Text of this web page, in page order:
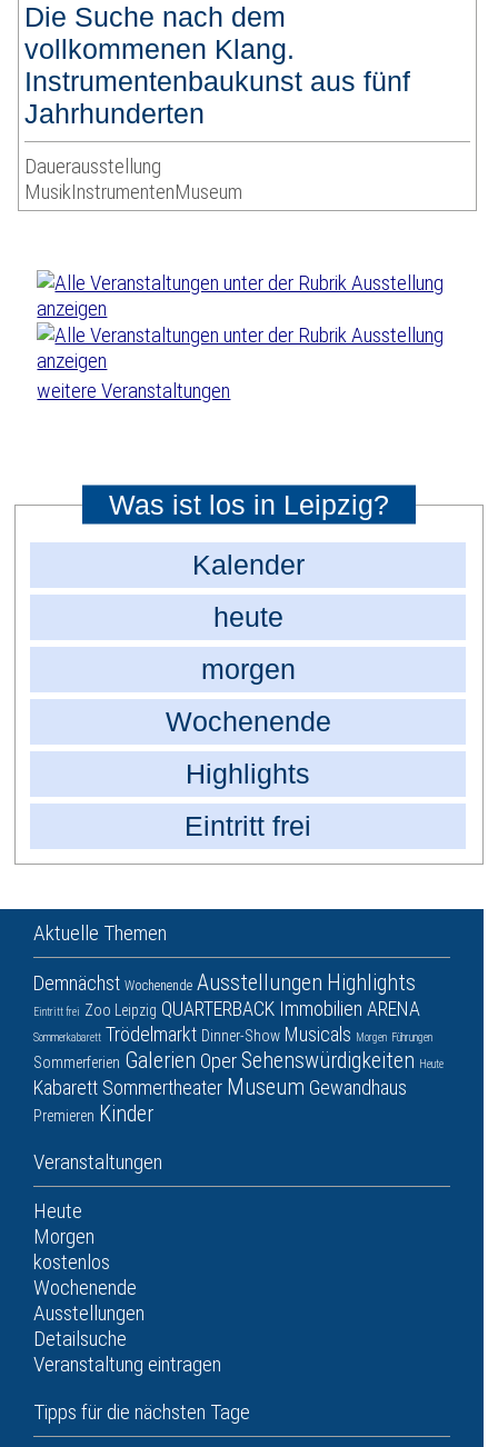
Die Suche nach dem
vollkommenen Klang.
Instrumentenbaukunst aus fünf
Jahrhunderten
Dauerausstellung
MusikInstrumentenMuseum
weitere Veranstaltungen
Was ist los in Leipzig?
Kalender
heute
morgen
Wochenende
Highlights
Eintritt frei
Aktuelle Themen
Demnächst Wochenende Ausstellungen Highlights
Eintritt frei Zoo Leipzig QUARTERBACK Immobilien ARENA
Sommerkabarett Trödelmarkt Dinner-Show Musicals Morgen Führungen
Sommerferien Galerien OperSehenswürdigkeiten Heute
Kabarett Sommertheater Museum Gewandhaus
Premieren Kinder
Veranstaltungen
Heute
Morgen
kostenlos
Wochenende
Ausstellungen
Detailsuche
Veranstaltung eintragen
Tipps für die nächsten Tage